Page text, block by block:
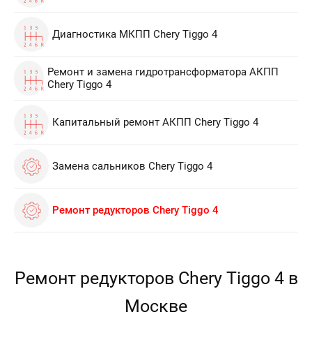
Диагностика МКПП Chery Tiggo 4
Ремонт и замена гидротрансформатора АКПП
Chery Tiggo 4
Капитальный ремонт АКПП Chery Tiggo 4
Замена сальников Chery Tiggo 4
Ремонт редукторов Chery Tiggo 4
Ремонт редукторов Chery Tiggo 4 в
Москве